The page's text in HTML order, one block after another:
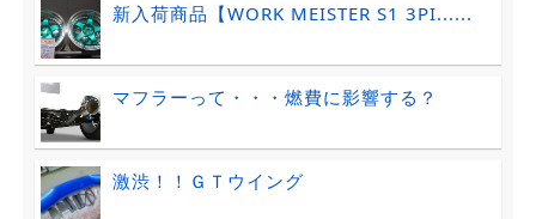
新入荷商品【WORK MEISTER S1 3PI......
マフラーって・・・燃費に影響する？
激渋！！ＧＴウイング